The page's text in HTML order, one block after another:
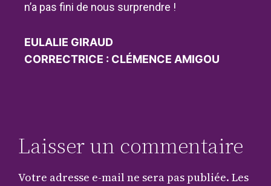
n’a pas fini de nous surprendre !
EULALIE GIRAUD
CORRECTRICE : CLÉMENCE AMIGOU
Laisser un commentaire
Votre adresse e-mail ne sera pas publiée. Les